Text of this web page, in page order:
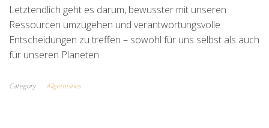
Letztendlich geht es darum, bewusster mit unseren
Ressourcen umzugehen und verantwortungsvolle
Entscheidungen zu treffen – sowohl für uns selbst als auch
für unseren Planeten.
Category Allgemeines